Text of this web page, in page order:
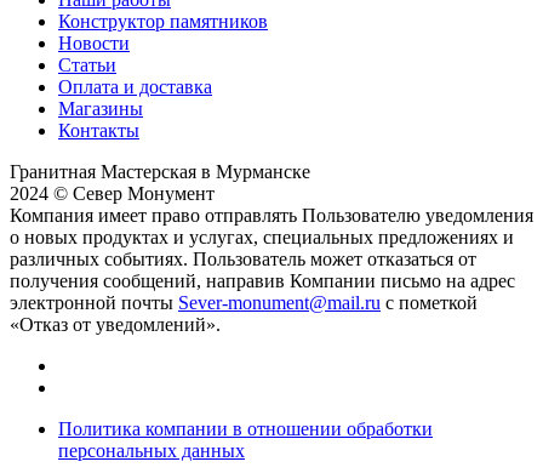
Конструктор памятников
Новости
Статьи
Оплата и доставка
Магазины
Контакты
Гранитная Мастерская в Мурманске
2024 © Север Монумент
Компания имеет право отправлять Пользователю уведомления
о новых продуктах и услугах, специальных предложениях и
различных событиях. Пользователь может отказаться от
получения сообщений, направив Компании письмо на адрес
электронной почты Sever-monument@mail.ru с пометкой
«Отказ от уведомлений».
Политика компании в отношении обработки
персональных данных